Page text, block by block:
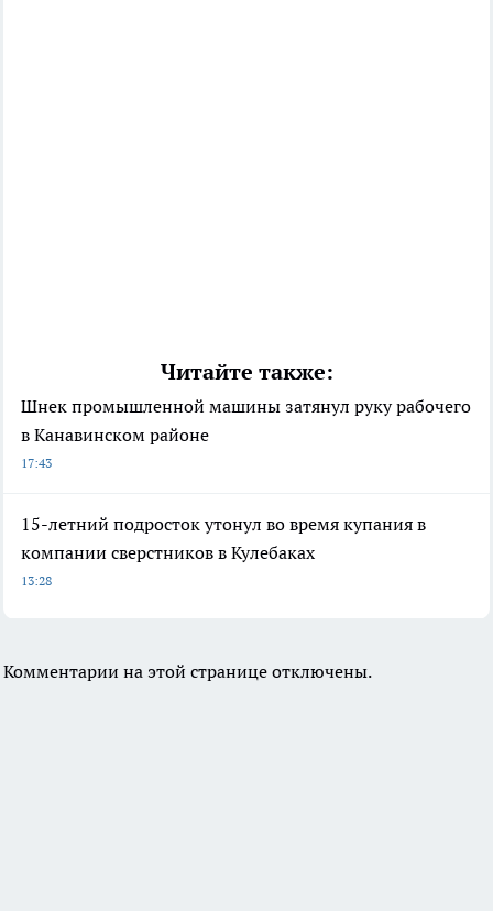
Читайте также:
Шнек промышленной машины затянул руку рабочего
в Канавинском районе
17:43
15-летний подросток утонул во время купания в
компании сверстников в Кулебаках
13:28
Комментарии на этой странице отключены.